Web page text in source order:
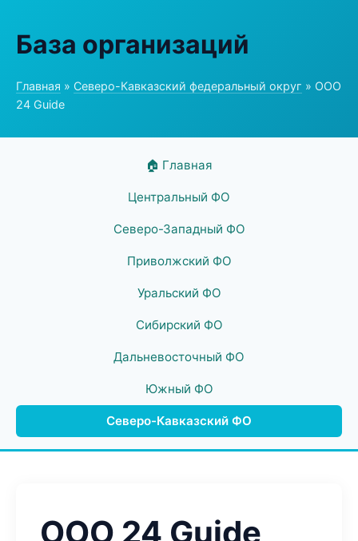
База организаций
Главная » Северо-Кавказский федеральный округ » ООО
24 Guide
🏠 Главная
Центральный ФО
Северо-Западный ФО
Приволжский ФО
Уральский ФО
Сибирский ФО
Дальневосточный ФО
Южный ФО
Северо-Кавказский ФО
ООО 24 Guide